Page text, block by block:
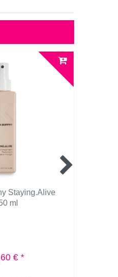
Staying.Alive
ml
€ *